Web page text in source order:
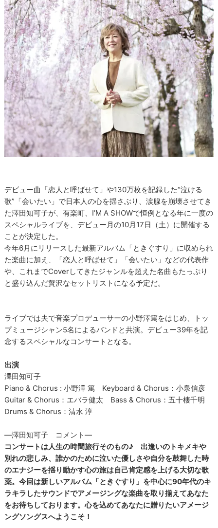
デビュー曲「恋人と呼ばせて」や130万枚を記録した“泣ける
歌”「会いたい」で日本人の心を揺さぶり、涙腺を崩壊させてき
た澤田知可子が、有楽町、I’M A SHOWで恒例となる年に一度の
スペシャルライブを、デビュー月の10月17日（土）に開催する
ことが決定した。
今年6月にリリースした最新アルバム「ときぐすり」に収められ
た楽曲に加え、「恋人と呼ばせて」「会いたい」などの代表作
や、これまでCoverしてきたジャンルを超えた名曲もたっぷり
と盛り込んだ贅沢なセットリストになる予定だ。
ライブでは夫で音楽プロデューサーの小野澤篤をはじめ、トッ
プミュージシャン5名によるバンドと共演。デビュー39年を記
念するスペシャルなコンサートとなる。
出演
澤田知可子
Piano & Chorus : 小野澤 篤 Keyboard & Chorus：小泉信彦
Guitar & Chorus：エバラ健太 Bass & Chorus：五十棲千明
Drums & Chorus：清水 淳
―澤田知可子 コメント―
コンサートは人生の時間旅行そのもの♪ 出逢いのトキメキや
別れの悲しみ、誰かのために泣いた優しさや自分を鼓舞した時
のエナジーを揺り動かす心の旅は自己肯定感を上げる大切な歌
薬。今回は新しいアルバム「ときぐすり」を中心に90年代のキ
ラキラしたサウンドでアメージングな楽曲を取り揃えてあなた
をお待ちしております。心を込めてあなたに贈りたいアメージ
ングソングスへようこそ！